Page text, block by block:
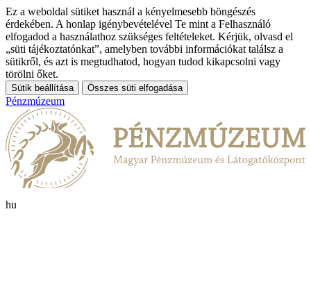
Ez a weboldal sütiket használ a kényelmesebb böngészés
érdekében. A honlap igénybevételével Te mint a Felhasználó
elfogadod a használathoz szükséges feltételeket. Kérjük, olvasd el
„süti tájékoztatónkat”, amelyben további információkat találsz a
sütikről, és azt is megtudhatod, hogyan tudod kikapcsolni vagy
törölni őket.
Sütik beállítása Összes süti elfogadása
Pénzmúzeum
hu